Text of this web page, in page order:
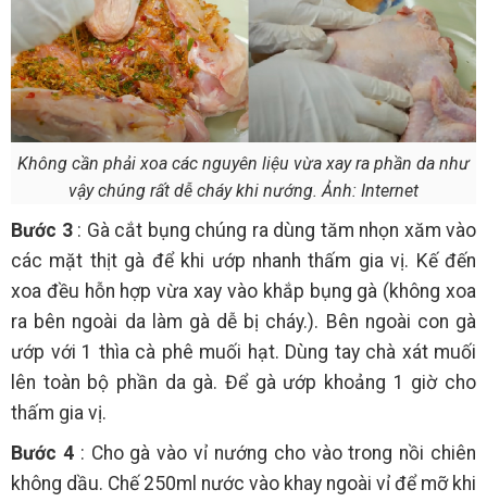
Không cần phải xoa các nguyên liệu vừa xay ra phần da như
vậy chúng rất dễ cháy khi nướng. Ảnh: Internet
Bước 3: Gà cắt bụng chúng ra dùng tăm nhọn xăm vào
các mặt thịt gà để khi ướp nhanh thấm gia vị. Kế đến
xoa đều hỗn hợp vừa xay vào khắp bụng gà (không xoa
ra bên ngoài da làm gà dễ bị cháy.). Bên ngoài con gà
ướp với 1 thìa cà phê muối hạt. Dùng tay chà xát muối
lên toàn bộ phần da gà. Để gà ướp khoảng 1 giờ cho
thấm gia vị.
Bước 4: Cho gà vào vỉ nướng cho vào trong nồi chiên
không dầu. Chế 250ml nước vào khay ngoài vỉ để mỡ khi